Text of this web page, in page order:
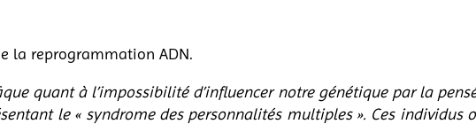
la reprogrammation ADN.
quant à l’impossibilité d’influencer notre génétique par la
le « syndrome des personnalités multiples ». Ces individus